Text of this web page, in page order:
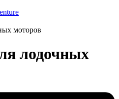
моторов
лодочных